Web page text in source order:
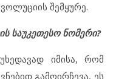
შემყურე.
საუკეთესო ნომერი?
იმისა, რომ
გამოირჩევა, ეს